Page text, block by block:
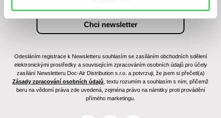
Odesláním registrace k Newsletteru souhlasím se zasíláním obchodních sdělení
elektronickými prostředky a souvisejícím zpracováním osobních údajů pro účely
zasílání Newsletteru Doc-Air Distribution s.r.o. a potvrzuji, že jsem si přečetl(a)
Zásady zpracování osobních údajů , textu rozumím a souhlasím s ním, přičemž
beru na vědomí práva zde uvedená, zejména právo na námitky proti provádění
přímého marketingu.